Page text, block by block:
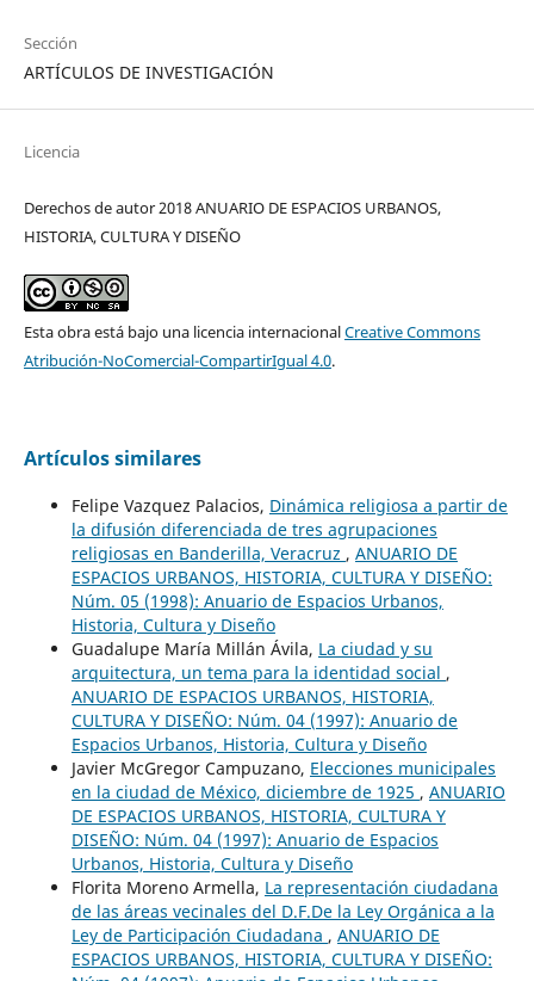
Sección
ARTÍCULOS DE INVESTIGACIÓN
Licencia
Derechos de autor 2018 ANUARIO DE ESPACIOS URBANOS,
HISTORIA, CULTURA Y DISEÑO
Esta obra está bajo una licencia internacionalCreative Commons
Atribución-NoComercial-CompartirIgual 4.0.
Artículos similares
Felipe Vazquez Palacios, Dinámica religiosa a partir de
la difusión diferenciada de tres agrupaciones
religiosas en Banderilla, Veracruz , ANUARIO DE
ESPACIOS URBANOS, HISTORIA, CULTURA Y DISEÑO:
Núm. 05 (1998): Anuario de Espacios Urbanos,
Historia, Cultura y Diseño
Guadalupe María Millán Ávila, La ciudad y su
arquitectura, un tema para la identidad social ,
ANUARIO DE ESPACIOS URBANOS, HISTORIA,
CULTURA Y DISEÑO: Núm. 04 (1997): Anuario de
Espacios Urbanos, Historia, Cultura y Diseño
Javier McGregor Campuzano, Elecciones municipales
en la ciudad de México, diciembre de 1925 , ANUARIO
DE ESPACIOS URBANOS, HISTORIA, CULTURA Y
DISEÑO: Núm. 04 (1997): Anuario de Espacios
Urbanos, Historia, Cultura y Diseño
Florita Moreno Armella, La representación ciudadana
de las áreas vecinales del D.F.De la Ley Orgánica a la
Ley de Participación Ciudadana , ANUARIO DE
ESPACIOS URBANOS, HISTORIA, CULTURA Y DISEÑO: